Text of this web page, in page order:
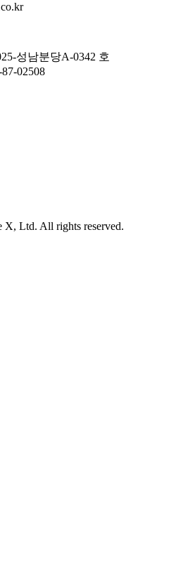
성남분당A-0342 호
02508
X, Ltd. All rights reserved.